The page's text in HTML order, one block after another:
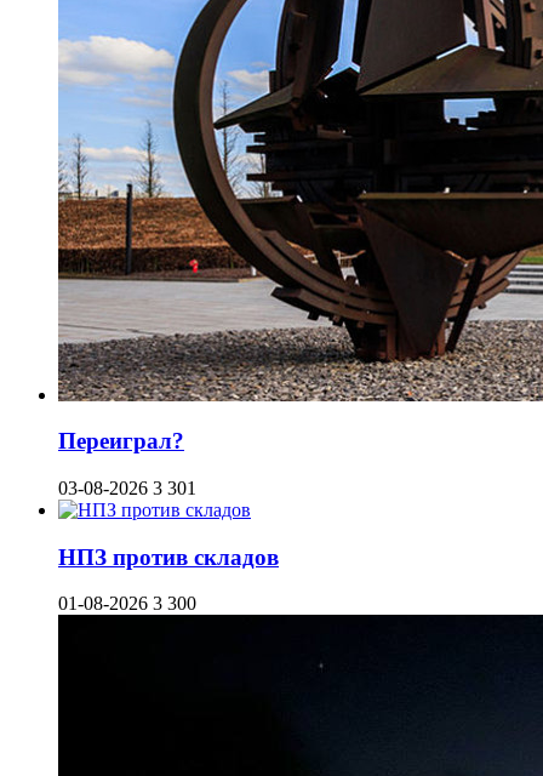
Переиграл?
03-08-2026 3 301
НПЗ против складов
01-08-2026 3 300